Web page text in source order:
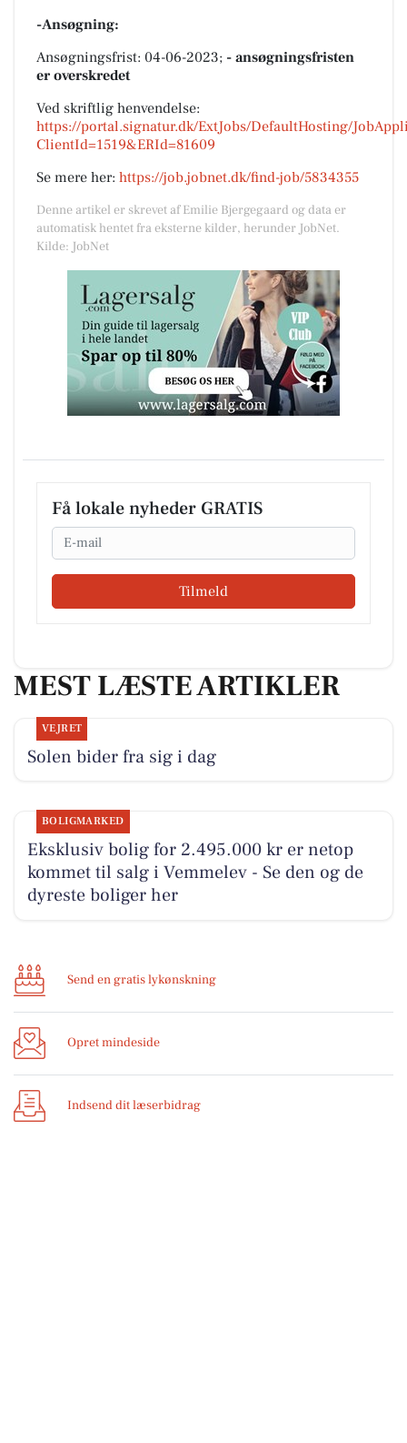
-Ansøgning:
Ansøgningsfrist: 04-06-2023; - ansøgningsfristen
er overskredet
Ved skriftlig henvendelse:
https://portal.signatur.dk/ExtJobs/DefaultHosting/
ClientId=1519&ERId=81609
Se mere her: https://job.jobnet.dk/find-job/5834355
Denne artikel er skrevet af Emilie Bjergegaard og data er
automatisk hentet fra eksterne kilder, herunder JobNet.
Kilde: JobNet
Få lokale nyheder GRATIS
Email
Tilmeld
MEST LÆSTE ARTIKLER
VEJRET
Solen bider fra sig i dag
BOLIGMARKED
Eksklusiv bolig for 2.495.000 kr er netop
kommet til salg i Vemmelev - Se den og de
dyreste boliger her
Send en gratis lykønskning
Opret mindeside
Indsend dit læserbidrag